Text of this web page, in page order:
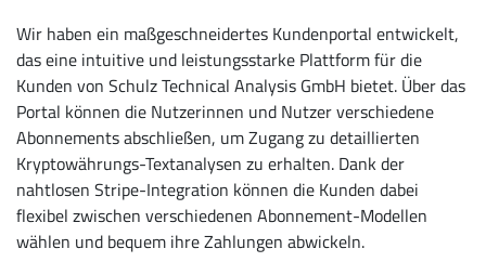
Wir haben ein maßgeschneidertes Kundenportal entwickelt,
das eine intuitive und leistungsstarke Plattform für die
Kunden von Schulz Technical Analysis GmbH bietet. Über das
Portal können die Nutzerinnen und Nutzer verschiedene
Abonnements abschließen, um Zugang zu detaillierten
Kryptowährungs-Textanalysen zu erhalten. Dank der
nahtlosen Stripe-Integration können die Kunden dabei
flexibel zwischen verschiedenen Abonnement-Modellen
wählen und bequem ihre Zahlungen abwickeln.